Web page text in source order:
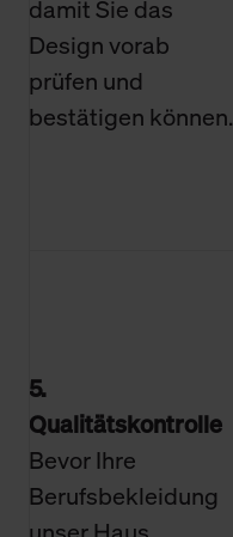
damit Sie das
Design vorab
prüfen und
bestätigen können.
5.
Qualitätskontrolle
Bevor Ihre
Berufsbekleidung